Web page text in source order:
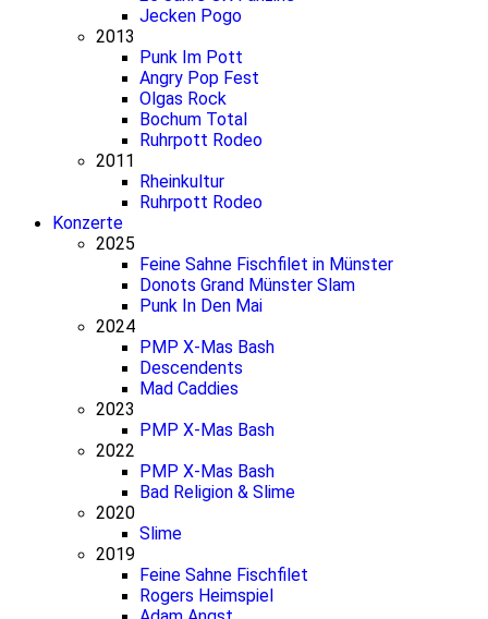
Jecken Pogo
2013
Punk Im Pott
Angry Pop Fest
Olgas Rock
Bochum Total
Ruhrpott Rodeo
2011
Rheinkultur
Ruhrpott Rodeo
Konzerte
2025
Feine Sahne Fischfilet in Münster
Donots Grand Münster Slam
Punk In Den Mai
2024
PMP X-Mas Bash
Descendents
Mad Caddies
2023
PMP X-Mas Bash
2022
PMP X-Mas Bash
Bad Religion & Slime
2020
Slime
2019
Feine Sahne Fischfilet
Rogers Heimspiel